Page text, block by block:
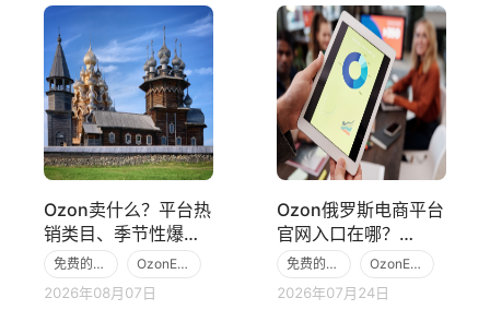
Ozon卖什么？平台热
销类目、季节性爆
款、新手入局赛道解
析
免费的跨境电商ERP OzonERP
Ozon
2026年08月07日
Ozon俄罗斯电商平台
官网入口在哪？
2026年中国卖家入
驻与运营全指南
免费的跨境电商ERP OzonERP
Ozon
2026年07月24日